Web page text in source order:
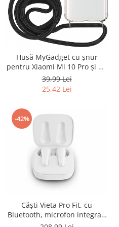
Uscatoare rufe
Utilaje si materiale de constructii
Laptop, Tablete & Telefoane
Accesorii tablete
Laptopuri si Accesorii
Telefoane Mobile & accesorii
Wearable & Gadgeturi
Accesorii si piese masini spalat
rufe si uscatoare
Accesorii si piese masini spalat
Aparate Frigorifice
Aparate Racire Aer
Climatizare & sisteme de incalzire
Electrocasnice pentru Bucatarie
Husă MyGadget cu șnur
pentru Xiaomi Mi 10 Pro și Mi
10 4G - NOU
39,99 Lei
25,42 Lei
-42%
Căști Vieta Pro Fit, cu
Bluetooth, microfon integrat,
rezistente la apa - RESIGILAT